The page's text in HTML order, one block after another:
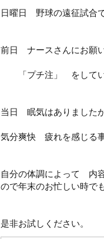
日曜日 野球の遠征試合
前日 ナースさんにお願
「プチ注」 をしてい
当日 眠気はありました
気分爽快 疲れを感じる
自分の体調によって 内
ので年末のお忙しい時で
是非お試しください。